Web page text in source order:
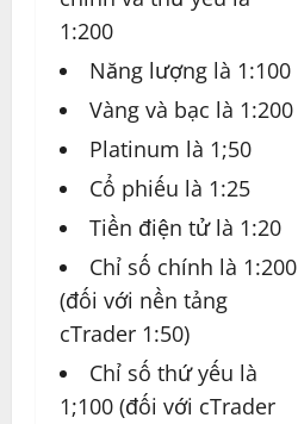
1:200
Năng lượng là 1:100
Vàng và bạc là 1:200
Platinum là 1;50
Cổ phiếu là 1:25
Tiền điện tử là 1:20
Chỉ số chính là 1:200
(đối với nền tảng
cTrader 1:50)
Chỉ số thứ yếu là
1;100 (đối với cTrader